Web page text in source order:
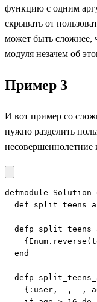
функцию с одним
скрывать от
может быть сложнее,
модуля незачем об
Пример 3
И вот пример со
нужно разделить
несовершеннолетние
defmodule Solution
def
defp
  end
defp
{:user, _, _,